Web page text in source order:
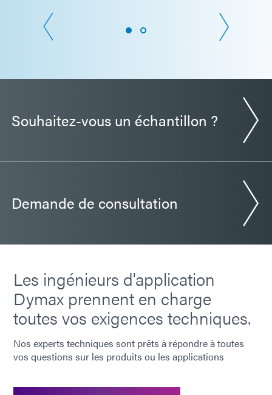
Souhaitez-vous un échantillon ?
Demande de consultation
Les ingénieurs d'application
Dymax prennent en charge
toutes vos exigences techniques.
Nos experts techniques sont prêts à répondre à toutes
vos questions sur les produits ou les applications